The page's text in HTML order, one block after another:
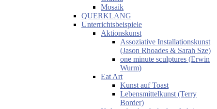
Mosaik
QUERKLANG
Unterrichtsbeispiele
Aktionskunst
Assoziative Installationskunst
(Jason Rhoades & Sarah Sze)
one minute sculptures (Erwin
Wurm)
Eat Art
Kunst auf Toast
Lebensmittelkunst (Terry
Border)